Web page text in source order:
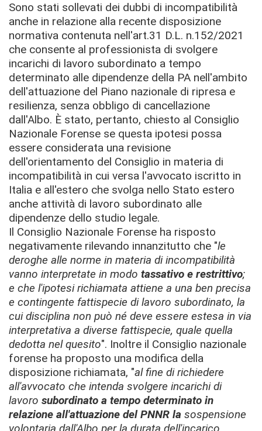
Sono stati sollevati dei dubbi di incompatibilità
anche in relazione alla recente disposizione
normativa contenuta nell'art.31 D.L. n.152/2021
che consente al professionista di svolgere
incarichi di lavoro subordinato a tempo
determinato alle dipendenze della PA nell'ambito
dell'attuazione del Piano nazionale di ripresa e
resilienza, senza obbligo di cancellazione
dall'Albo. È stato, pertanto, chiesto al Consiglio
Nazionale Forense se questa ipotesi possa
essere considerata una revisione
dell'orientamento del Consiglio in materia di
incompatibilità in cui versa l'avvocato iscritto in
Italia e all'estero che svolga nello Stato estero
anche attività di lavoro subordinato alle
dipendenze dello studio legale.
Il Consiglio Nazionale Forense ha risposto
negativamente rilevando innanzitutto che "le
deroghe alle norme in materia di incompatibilità
vanno interpretate in modo tassativo e restrittivo;
e che l'ipotesi richiamata attiene a una ben precisa
e contingente fattispecie di lavoro subordinato, la
cui disciplina non può né deve essere estesa in via
interpretativa a diverse fattispecie, quale quella
dedotta nel quesito". Inoltre il Consiglio nazionale
forense ha proposto una modifica della
disposizione richiamata, "al fine di richiedere
all'avvocato che intenda svolgere incarichi di
lavoro subordinato a tempo determinato in
relazione all'attuazione del PNNR la sospensione